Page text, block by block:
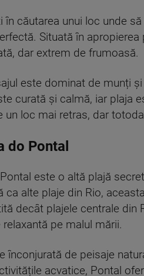
în căutarea unui loc unde
Situată în
dar extrem de frumoasă.
este dominat de munți
curată și calmă, iar plaja
un loc mai retras, dar
do Pontal
este o altă plajă
ca alte plaje din Rio,
decât plajele centrale din
pe malul mării.
înconjurată de peisaje
acvatice, Pontal